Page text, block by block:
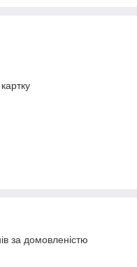
за домовленістю